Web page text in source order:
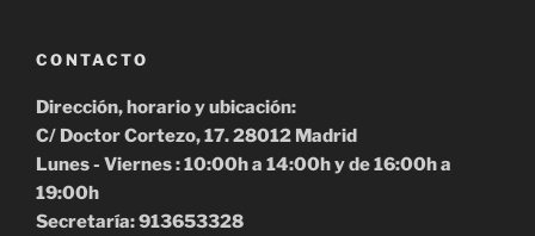
CONTACTO
Dirección, horario y ubicación:
C/ Doctor Cortezo, 17. 28012 Madrid
Lunes - Viernes : 10:00h a 14:00h y de 16:00h a
19:00h
Secretaría: 913653328